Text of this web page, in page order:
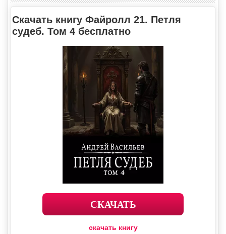
Скачать книгу Файролл 21. Петля
судеб. Том 4 бесплатно
СКАЧАТЬ
скачать книгу